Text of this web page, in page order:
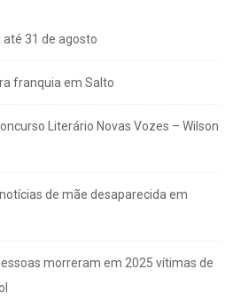
até 31 de agosto
franquia em Salto
Literário Novas Vozes – Wilson
de mãe desaparecida em
morreram em 2025 vítimas de